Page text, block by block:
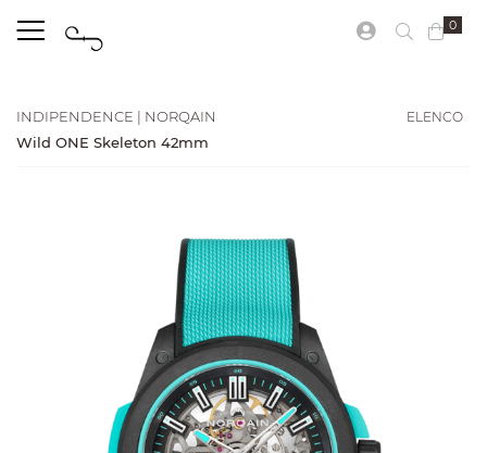
0
INDIPENDENCE | NORQAIN
Wild ONE Skeleton 42mm
ELENCO